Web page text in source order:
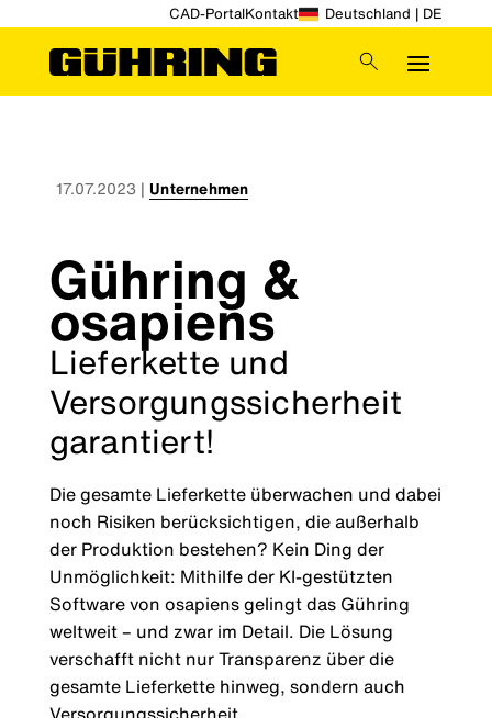
CAD-PortalKontakt Deutschland | DE
17.07.2023 |Unternehmen
Gühring &
osapiens
Lieferkette und
Versorgungssicherheit
garantiert!
Die gesamte Lieferkette überwachen und dabei
noch Risiken berücksichtigen, die außerhalb
der Produktion bestehen? Kein Ding der
Unmöglichkeit: Mithilfe der KI-gestützten
Software von osapiens gelingt das Gühring
weltweit – und zwar im Detail. Die Lösung
verschafft nicht nur Transparenz über die
gesamte Lieferkette hinweg, sondern auch